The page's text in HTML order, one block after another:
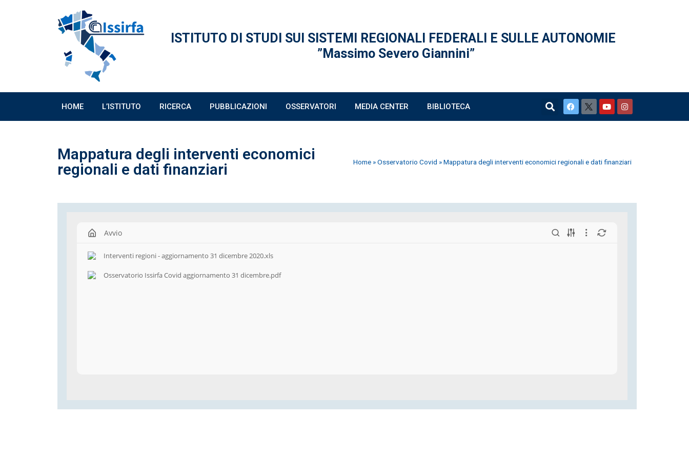
ISTITUTO DI STUDI SUI SISTEMI REGIONALI FEDERALI
E SULLE AUTONOMIE
”Massimo Severo Giannini”
HOME L’ISTITUTO RICERCA PUBBLICAZIONI OSSERVATORI MEDIA CENTER BIBLIOTECA
Mappatura degli interventi economici
regionali e dati finanziari
Home »Osservatorio Covid »Mappatura degli interventi economici regionali e dati finanziari
Avvio
Interventi regioni - aggiornamento 31 dicembre 2020.xls
Osservatorio Issirfa Covid aggiornamento 31 dicembre.pdf